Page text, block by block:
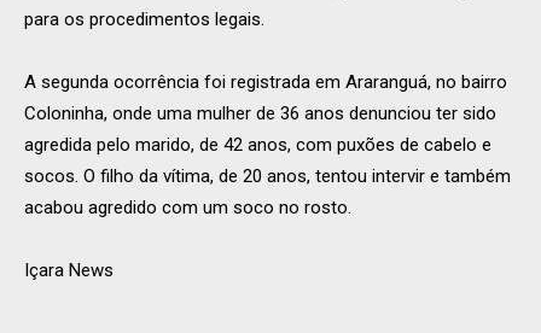
para os procedimentos legais.
A segunda ocorrência foi registrada em Araranguá, no bairro
Coloninha, onde uma mulher de 36 anos denunciou ter sido
agredida pelo marido, de 42 anos, com puxões de cabelo e
socos. O filho da vítima, de 20 anos, tentou intervir e também
acabou agredido com um soco no rosto.
Içara News